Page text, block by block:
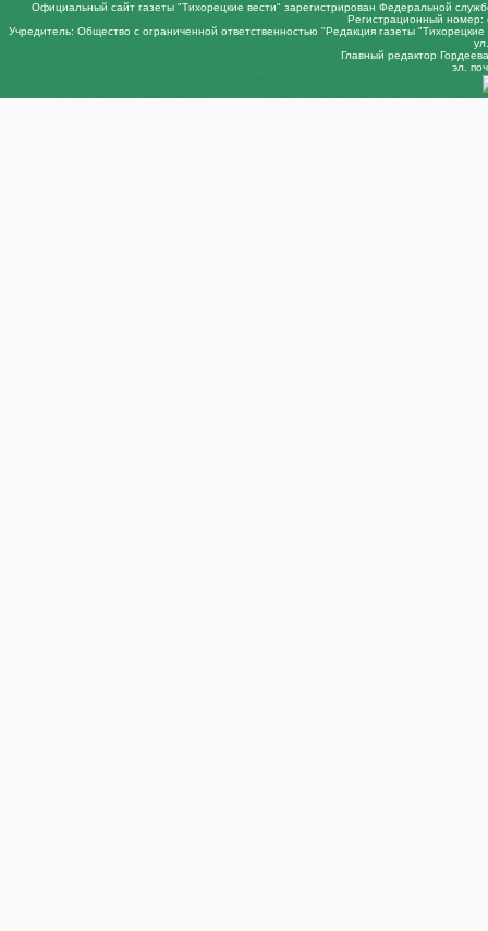
Официальный сайт газеты "Тихорецкие вести" зарегистрирован Федеральной
Регистрационный
Учредитель: Общество с ограниченной ответственностью "Редакция газеты
Главный редактор
эл.